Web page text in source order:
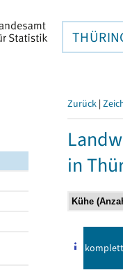
Zurück |
in
komplett